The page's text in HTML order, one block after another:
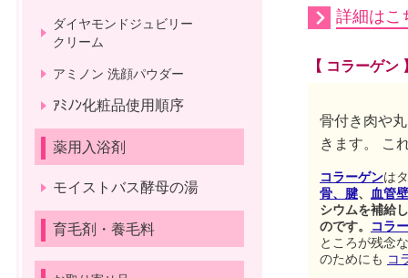
詳細はこ
【 コラーゲン
骨付き肉や
きます。 こ
コラーゲンは
骨、腱、
血管壁
シウムを補給
のです。
コラ
ところが残念
のためにも コ
ダイヤモンドジュビリー
クリーム
アミノン 洗顔パウダー
ｱﾐﾉﾝ化粧品使用順序
薬用入浴剤
モイストバス酵母の湯
育毛剤・養毛料